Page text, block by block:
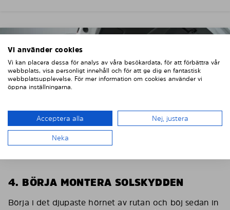
4. BÖRJA MONTERA SOLSKYDDEN
Börja i det djupaste hörnet av rutan och böj sedan in
Vi använder cookies
Vi kan placera dessa för analys av våra besökardata, för att förbättra vår
webbplats, visa personligt innehåll och för att ge dig en fantastisk
webbplatsupplevelse. För mer information om cookies använder vi
öppna inställningarna.
Acceptera alla Nej, justera
Neka